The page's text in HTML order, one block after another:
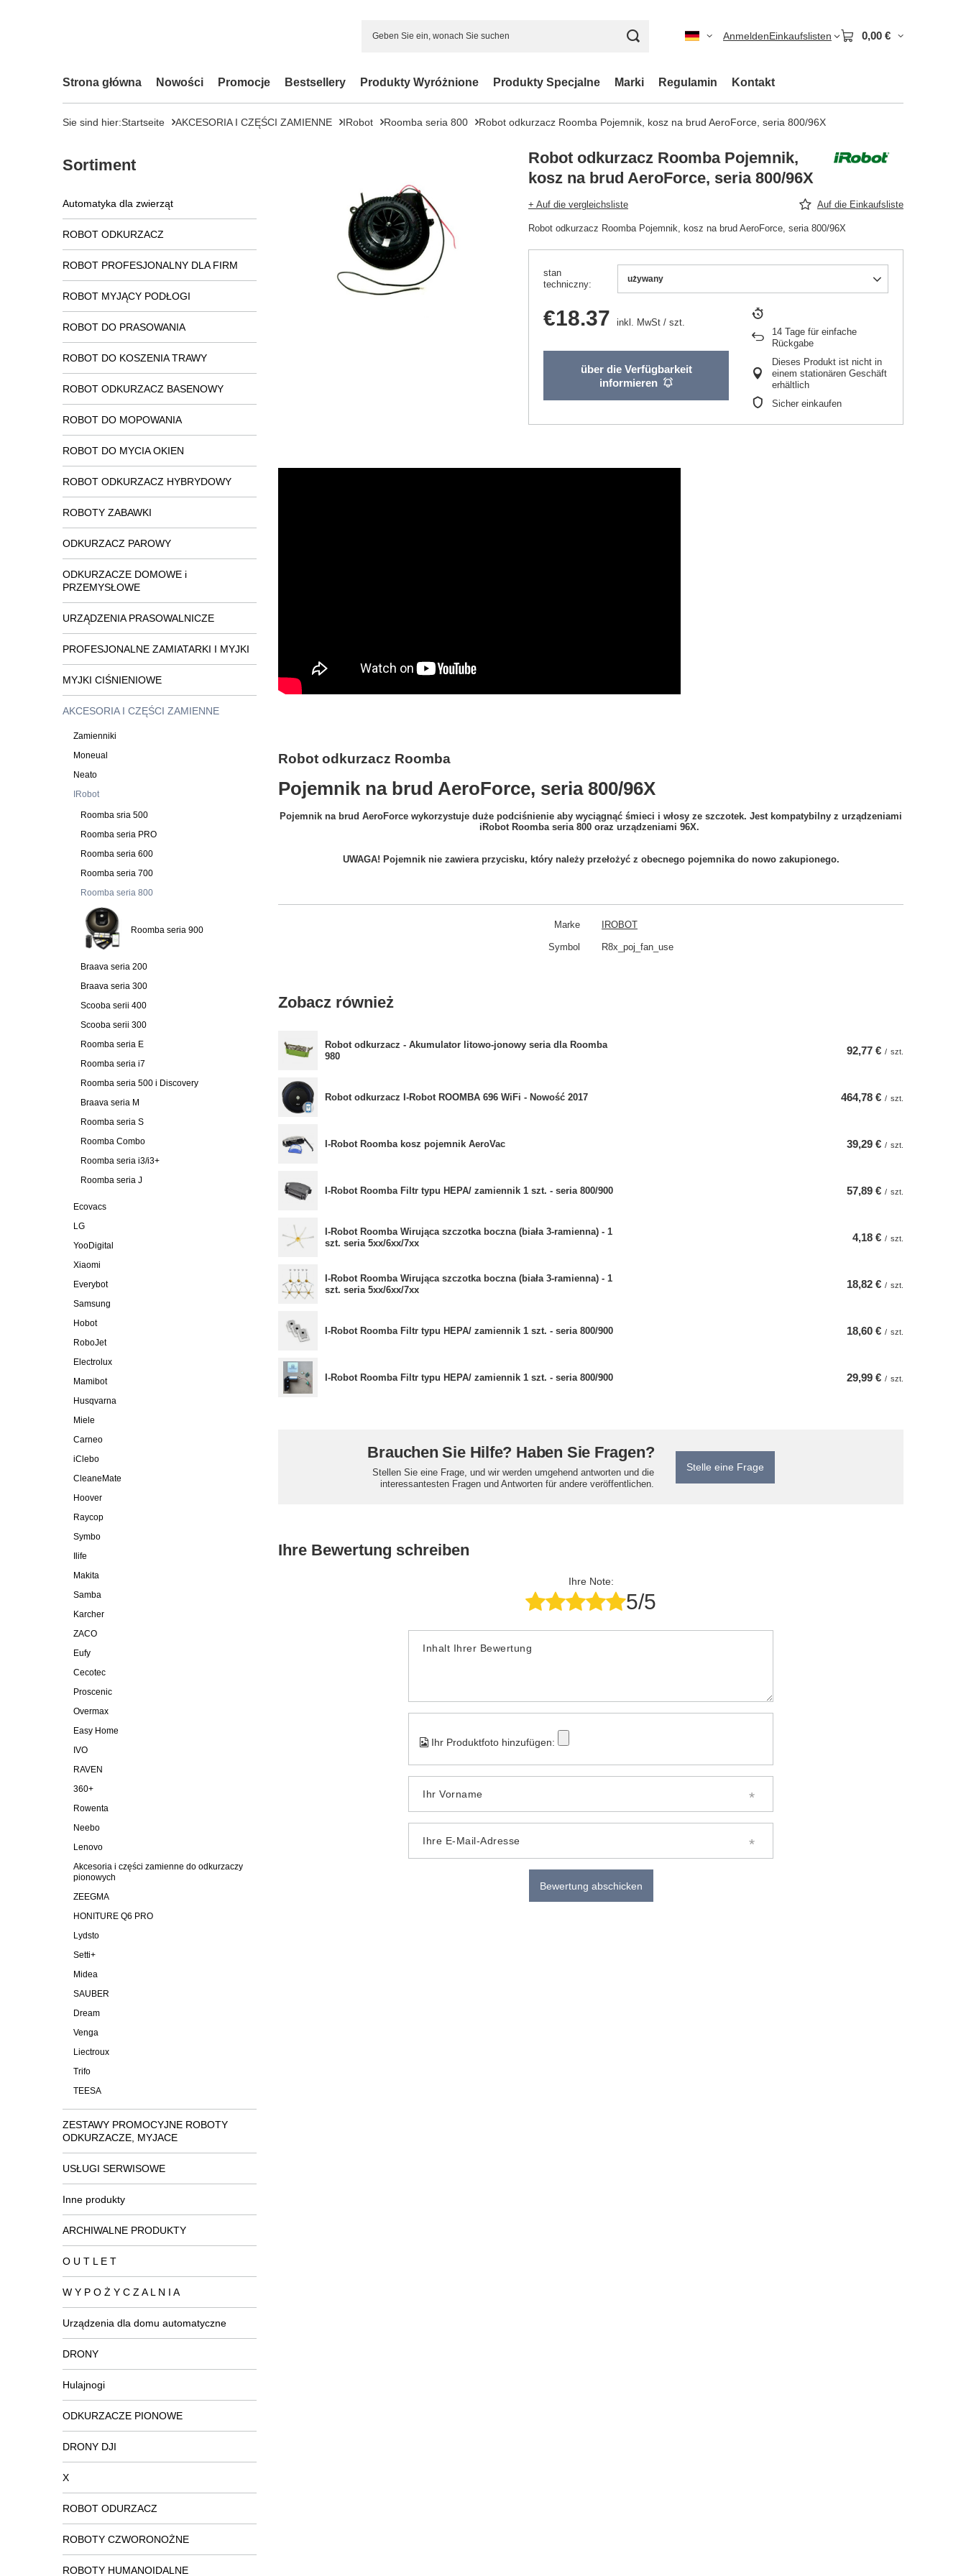
AnmeldenEinkaufslisten 0,00 €
Strona główna Nowości Promocje Bestsellery Produkty Wyróżnione Produkty Specjalne Marki Regulamin Kontakt
Sie sind hier:Startseite AKCESORIA I CZĘŚCI ZAMIENNE IRobot Roomba seria 800 Robot odkurzacz Roomba Pojemnik, kosz na brud AeroForce, seria 800/96X
Sortiment
Automatyka dla zwierząt
ROBOT ODKURZACZ
ROBOT PROFESJONALNY DLA FIRM
ROBOT MYJĄCY PODŁOGI
ROBOT DO PRASOWANIA
ROBOT DO KOSZENIA TRAWY
ROBOT ODKURZACZ BASENOWY
ROBOT DO MOPOWANIA
ROBOT DO MYCIA OKIEN
ROBOT ODKURZACZ HYBRYDOWY
ROBOTY ZABAWKI
ODKURZACZ PAROWY
ODKURZACZE DOMOWE i
PRZEMYSŁOWE
URZĄDZENIA PRASOWALNICZE
PROFESJONALNE ZAMIATARKI I MYJKI
MYJKI CIŚNIENIOWE
AKCESORIA I CZĘŚCI ZAMIENNE
Zamienniki
Moneual
Neato
IRobot
Roomba sria 500
Roomba seria PRO
Roomba seria 600
Roomba seria 700
Roomba seria 800
Roomba seria 900
Braava seria 200
Braava seria 300
Scooba serii 400
Scooba serii 300
Roomba seria E
Roomba seria i7
Roomba seria 500 i Discovery
Braava seria M
Roomba seria S
Roomba Combo
Roomba seria i3/i3+
Roomba seria J
Ecovacs
LG
YooDigital
Xiaomi
Everybot
Samsung
Hobot
RoboJet
Electrolux
Mamibot
Husqvarna
Miele
Carneo
iClebo
CleaneMate
Hoover
Raycop
Symbo
Ilife
Makita
Samba
Karcher
ZACO
Eufy
Cecotec
Proscenic
Overmax
Easy Home
IVO
RAVEN
360+
Rowenta
Neebo
Lenovo
Akcesoria i części zamienne do odkurzaczy
pionowych
ZEEGMA
HONITURE Q6 PRO
Lydsto
Setti+
Midea
SAUBER
Dream
Venga
Liectroux
Trifo
TEESA
ZESTAWY PROMOCYJNE ROBOTY
ODKURZACZE, MYJACE
USŁUGI SERWISOWE
Inne produkty
ARCHIWALNE PRODUKTY
O U T L E T
W Y P O Ż Y C Z A L N I A
Urządzenia dla domu automatyczne
DRONY
Hulajnogi
ODKURZACZE PIONOWE
DRONY DJI
X
ROBOT ODURZACZ
ROBOTY CZWORONOŻNE
ROBOTY HUMANOIDALNE
Robot odkurzacz Roomba Pojemnik,
kosz na brud AeroForce, seria 800/96X
+ Auf die vergleichsliste Auf die Einkaufsliste
Robot odkurzacz Roomba Pojemnik, kosz na brud AeroForce, seria 800/96X
stan
techniczny
używany
€18.37 inkl. MwSt / szt.
über die Verfügbarkeit
informieren
14 Tage für einfache
Rückgabe
Dieses Produkt ist nicht in
einem stationären Geschäft
erhältlich
Sicher einkaufen
Robot odkurzacz Roomba
Pojemnik na brud AeroForce, seria 800/96X
Pojemnik na brud AeroForce wykorzystuje duże podciśnienie aby wyciągnąć śmieci i włosy ze szczotek. Jest kompatybilny z urządzeniami
iRobot Roomba seria 800 oraz urządzeniami 96X.
UWAGA! Pojemnik nie zawiera przycisku, który należy przełożyć z obecnego pojemnika do nowo zakupionego.
Marke IROBOT
Symbol R8x_poj_fan_use
Zobacz również
Robot odkurzacz - Akumulator litowo-jonowy seria dla Roomba
980
92,77 € / szt.
Robot odkurzacz I-Robot ROOMBA 696 WiFi - Nowość 2017 464,78 € / szt.
I-Robot Roomba kosz pojemnik AeroVac 39,29 € / szt.
I-Robot Roomba Filtr typu HEPA/ zamiennik 1 szt. - seria 800/900 57,89 € / szt.
I-Robot Roomba Wirująca szczotka boczna (biała 3-ramienna) - 1
szt. seria 5xx/6xx/7xx
4,18 € / szt.
I-Robot Roomba Wirująca szczotka boczna (biała 3-ramienna) - 1
szt. seria 5xx/6xx/7xx
18,82 € / szt.
I-Robot Roomba Filtr typu HEPA/ zamiennik 1 szt. - seria 800/900 18,60 € / szt.
I-Robot Roomba Filtr typu HEPA/ zamiennik 1 szt. - seria 800/900 29,99 € / szt.
Brauchen Sie Hilfe? Haben Sie Fragen?
Stellen Sie eine Frage, und wir werden umgehend antworten und die
interessantesten Fragen und Antworten für andere veröffentlichen.
Stelle eine Frage
Ihre Bewertung schreiben
Ihre Note:
5/5
Inhalt Ihrer Bewertung
Ihr Produktfoto hinzufügen:
Ihr Vorname
Ihre E-Mail-Adresse
Bewertung abschicken